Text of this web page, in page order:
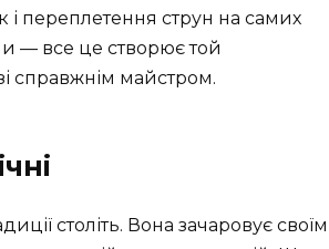
переплетення струн на самих
— все це створює той
справжнім майстром.
століть. Вона зачаровує своїм